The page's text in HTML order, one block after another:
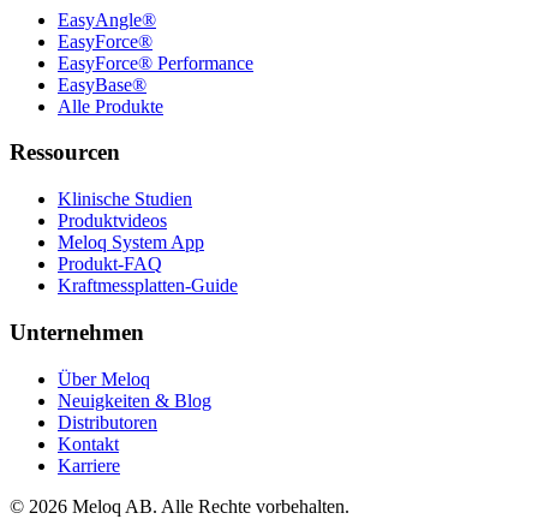
EasyAngle®
EasyForce®
EasyForce® Performance
EasyBase®
Alle Produkte
Ressourcen
Klinische Studien
Produktvideos
Meloq System App
Produkt-FAQ
Kraftmessplatten-Guide
Unternehmen
Über Meloq
Neuigkeiten & Blog
Distributoren
Kontakt
Karriere
© 2026 Meloq AB. Alle Rechte vorbehalten.